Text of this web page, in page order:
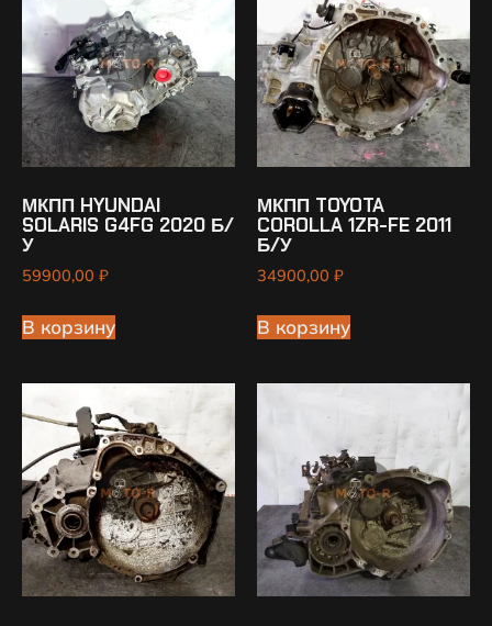
МКПП HYUNDAI
SOLARIS G4FG 2020 Б/
У
59900,00 ₽
В корзину
МКПП TOYOTA
COROLLA 1ZR-FE 2011
Б/У
34900,00 ₽
В корзину